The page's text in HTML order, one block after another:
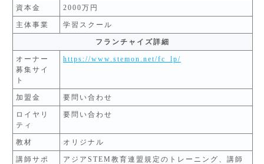
資本金 2000万円
主体事業 学習スクール
フランチャイズ詳細
オーナー
募集サイ
ト
https://www.stemon.net/fc_lp/
加盟金 要問い合わせ
ロイヤリ
ティ
要問い合わせ
教材 オリジナル
講師サポ
アジアSTEM教育連盟規定のトレーニング、講師